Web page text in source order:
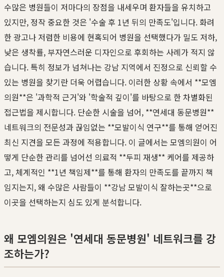
수많은 병원들이 저마다의 장점을 내세우며 환자들을 유치하고
있지만, 정작 중요한 것은 '수술 후 1년 뒤의 만족도'입니다. 화려
한 광고나 저렴한 비용에 현혹되어 병원을 선택했다가 밀도 저하,
낮은 생착률, 부자연스러운 디자인으로 후회하는 사례가 적지 않
습니다. 특히 정보가 넘쳐나는 강남 지역에서 진정으로 신뢰할 수
있는 병원을 찾기란 더욱 어렵습니다. 이러한 상황 속에서 **모엠
의원**은 '과학적 근거'와 '학술적 깊이'를 바탕으로 한 차별화된
접근법을 제시합니다. 단순한 시술을 넘어, **연세대 동문병원**
네트워크의 전문성과 끊임없는 **모발이식 연구**를 통해 얻어진
최신 지견을 모든 과정에 적용합니다. 이 글에서는 모엠의원이 어
떻게 단순한 관리를 넘어선 의료적 **두피 재생** 케어를 제공하
고, 체계적인 **1년 책임제**를 통해 환자의 만족도를 끝까지 책
임지는지, 왜 수많은 사람들이 **강남 모발이식 잘하는곳**으로
이곳을 선택하는지 심도 있게 분석합니다.
왜 모엠의원은 '연세대 동문병원' 네트워크를 강
조하는가?